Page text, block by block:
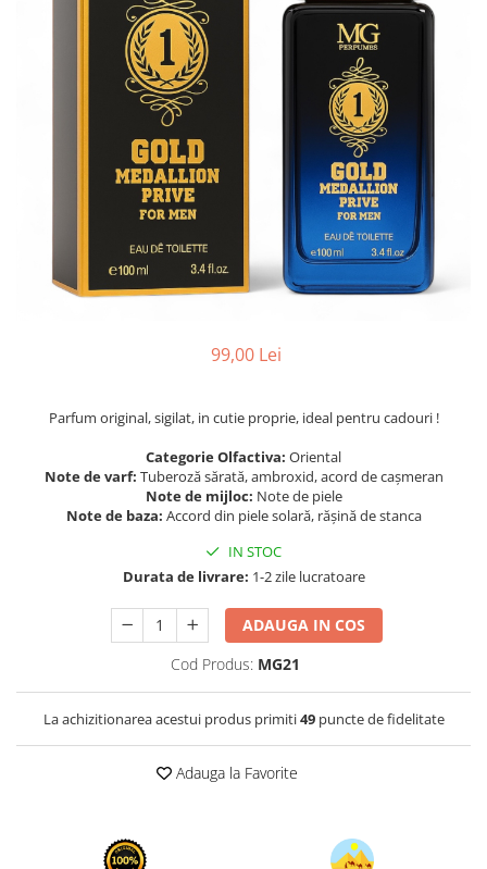
Parfumuri de SEARA
Parfumuri de VARA
Parfumuri de IARNA
Maison Alhambra
Montage Brands
99,00 Lei
Parfum original, sigilat, in cutie proprie, ideal pentru cadouri !
Categorie Olfactiva: Oriental
Note de varf: Tuberoză sărată, ambroxid, acord de cașmeran
Note de mijloc: Note de piele
Note de baza: Accord din piele solară, rășină de stanca
IN STOC
Durata de livrare: 1-2 zile lucratoare
ADAUGA IN COS
Cod Produs: MG21
La achizitionarea acestui produs primiti49puncte de fidelitate
Adauga la Favorite